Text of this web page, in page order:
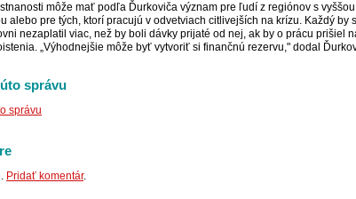
môže mať podľa Ďurkoviča význam pre ľudí z regiónov s vyššou
alebo pre tých, ktorí pracujú v odvetviach citlivejších na krízu. Každý by
nezaplatil viac, než by boli dávky prijaté od nej, ak by o prácu prišiel
„Výhodnejšie môže byť vytvoriť si finančnú rezervu," dodal
správu
správu
Pridať komentár.